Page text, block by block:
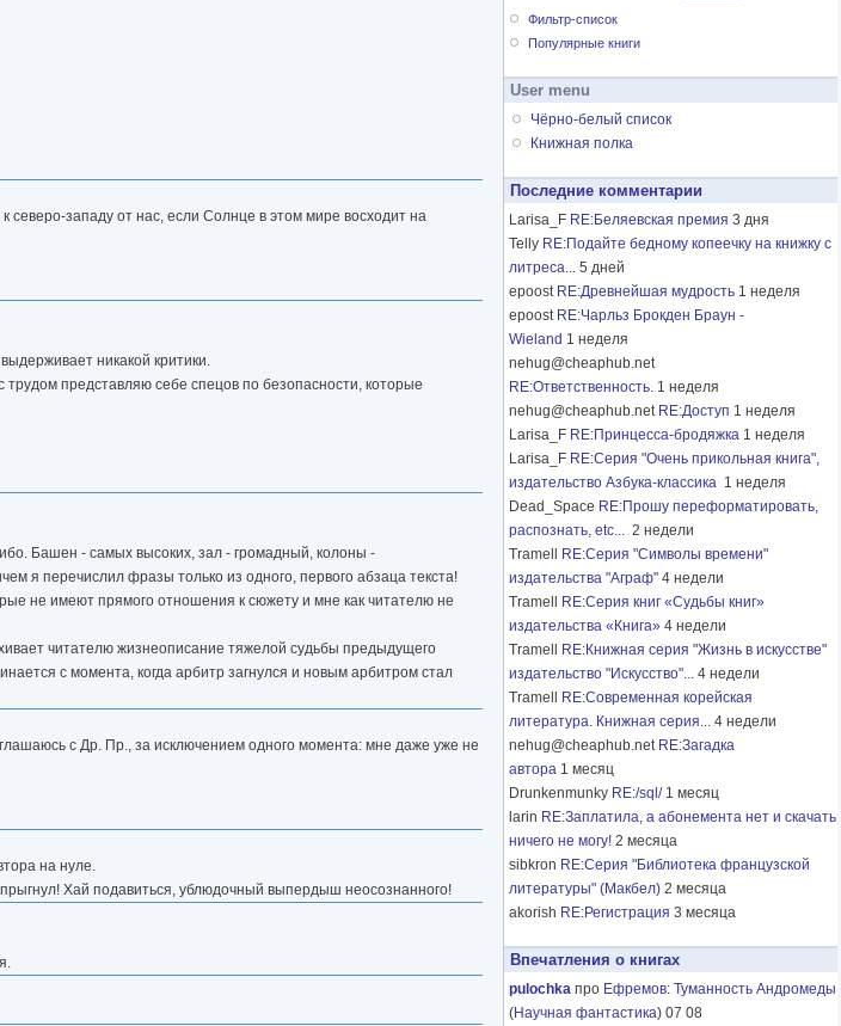
северо-западу от нас, если Солнце в этом мире восходит на
никакой критики.
трудом представляю себе спецов по безопасности, которые
Башен - самых высоких, зал - громадный, колоны -
я перечислил фразы только из одного, первого абзаца текста!
не имеют прямого отношения к сюжету и мне как читателю не
читателю жизнеописание тяжелой судьбы предыдущего
с момента, когда арбитр загнулся и новым арбитром стал
с Др. Пр., за исключением одного момента: мне даже уже не
на нуле.
прыгнул! Хай подавиться, ублюдочный выпердыш неосознанного!
Фильтр-список
Популярные книги
User menu
Чёрно-белый список
Книжная полка
Последние комментарии
Larisa_F RE:Беляевская премия 3 дня
Telly RE:Подайте бедному копеечку на книжку с
литреса... 5 дней
epoost RE:Древнейшая мудрость 1 неделя
epoost RE:Чарльз Брокден Браун -
Wieland 1 неделя
nehug@cheaphub.net
RE:Ответственность. 1 неделя
nehug@cheaphub.net RE:Доступ 1 неделя
Larisa_F RE:Принцесса-бродяжка 1 неделя
Larisa_F RE:Серия "Очень прикольная книга",
издательство Азбука-классика 1 неделя
Dead_Space RE:Прошу переформатировать,
распознать, etc... 2 недели
Tramell
RE:Серия "Символы времени"
издательства "Аграф" 4 недели
Tramell
RE:Серия книг «Судьбы книг»
издательства «Книга» 4 недели
Tramell
RE:Книжная серия "Жизнь в искусстве"
издательство "Искусство"... 4 недели
Tramell
RE:Современная корейская
литература. Книжная серия... 4 недели
nehug@cheaphub.net RE:Загадка
автора 1 месяц
Drunkenmunky RE:/sql/ 1 месяц
larin RE:Заплатила, а абонемента нет и скачать
ничего не могу! 2 месяца
sibkron RE:Серия "Библиотека французской
литературы" (Макбел) 2 месяца
akorish RE:Регистрация 3 месяца
Впечатления о книгах
pulochka про Ефремов: Туманность Андромеды
(Научная фантастика) 07 08